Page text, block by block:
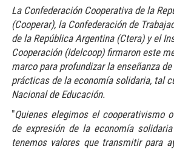
La Confederación Cooperativa de la
(Cooperar), la Confederación de
de la República Argentina (Ctera) y el
Cooperación (Idelcoop) firmaron este
marco para profundizar la enseñanza
prácticas de la economía solidaria, tal
Nacional de Educación.
"Quienes elegimos el cooperativismo
de expresión de la economía
tenemos valores que transmitir para